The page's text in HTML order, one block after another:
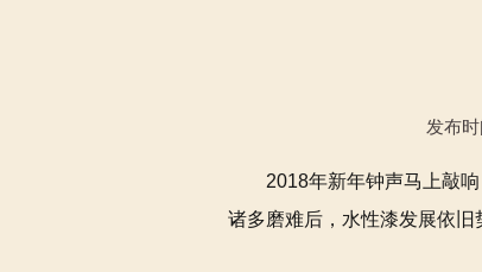
发布
2018年新年钟声马上敲
诸多磨难后，水性漆发展依旧